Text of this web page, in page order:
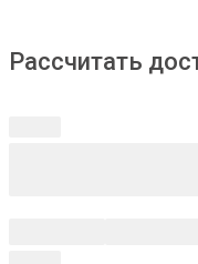
Рассчитать